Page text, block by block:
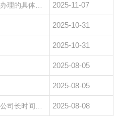
2025-11-07
2025-10-31
2025-10-31
2025-08-05
2025-08-05
2025-08-08